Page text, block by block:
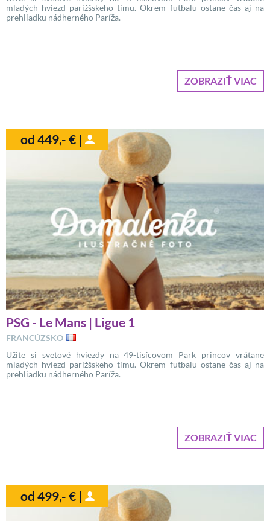
mladých hviezd parížšskeho tímu. Okrem futbalu ostane čas aj na
prehliadku nádherného Paríža.
ZOBRAZIŤ VIAC
od 449,- € |
PSG - Le Mans | Ligue 1
FRANCÚZSKO
Užite si svetové hviezdy na 49-tisícovom Park princov vrátane
mladých hviezd parížšskeho tímu. Okrem futbalu ostane čas aj na
prehliadku nádherného Paríža.
ZOBRAZIŤ VIAC
od 499,- € |